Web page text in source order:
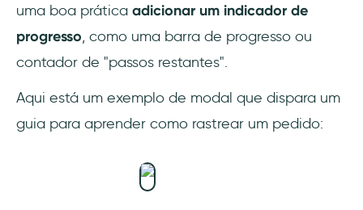
uma boa prática adicionar um indicador de
progresso, como uma barra de progresso ou
contador de "passos restantes".
Aqui está um exemplo de modal que dispara um
guia para aprender como rastrear um pedido: